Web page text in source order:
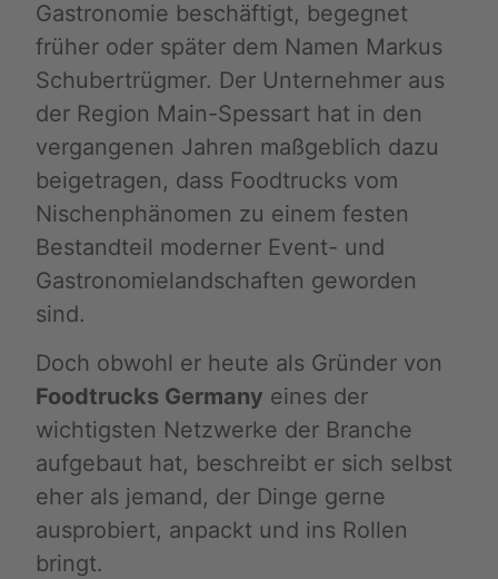
Gastronomie beschäftigt, begegnet
früher oder später dem Namen Markus
Schubertrügmer. Der Unternehmer aus
der Region Main-Spessart hat in den
vergangenen Jahren maßgeblich dazu
beigetragen, dass Foodtrucks vom
Nischenphänomen zu einem festen
Bestandteil moderner Event- und
Gastronomielandschaften geworden
sind.
Doch obwohl er heute als Gründer von
Foodtrucks Germany eines der
wichtigsten Netzwerke der Branche
aufgebaut hat, beschreibt er sich selbst
eher als jemand, der Dinge gerne
ausprobiert, anpackt und ins Rollen
bringt.